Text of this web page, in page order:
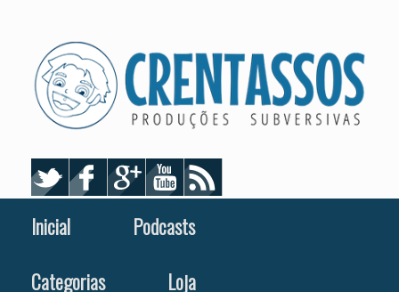
Inicial
Podcasts
Categorias
Loja